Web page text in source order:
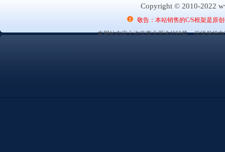
Copyright © 2010-2022
敬告：本站销售的C/S框架是原
本网站内容允许非商业用途的转载，但须保持